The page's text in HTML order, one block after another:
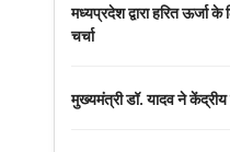
मध्यप्रदेश द्वारा हरित ऊर्जा
चर्चा
मुख्यमंत्री डॉ. यादव ने